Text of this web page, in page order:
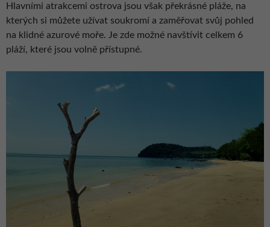
Hlavními atrakcemi ostrova jsou však překrásné pláže, na
kterých si můžete užívat soukromí a zaměřovat svůj pohled
na klidné azurové moře. Je zde možné navštívit celkem 6
pláží, které jsou volně přístupné.